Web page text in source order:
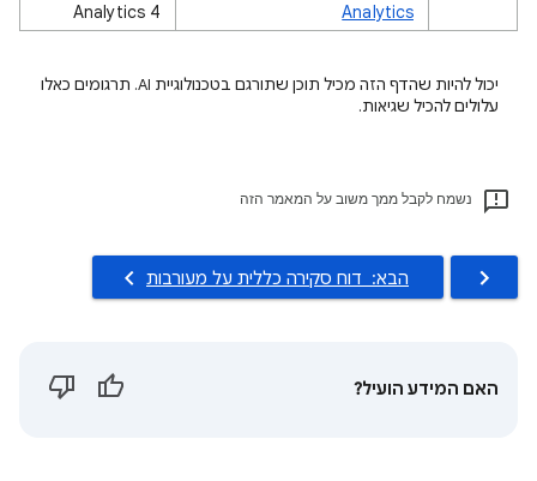
Analytics
Analytics 4
יכול להיות שהדף הזה מכיל תוכן שתורגם בטכנולוגיית AI. תרגומים כאלו
עלולים להכיל שגיאות.
נשמח לקבל ממך משוב על המאמר הזה
הבא: ‫ דוח סקירה כללית על מעורבות
האם המידע הועיל?